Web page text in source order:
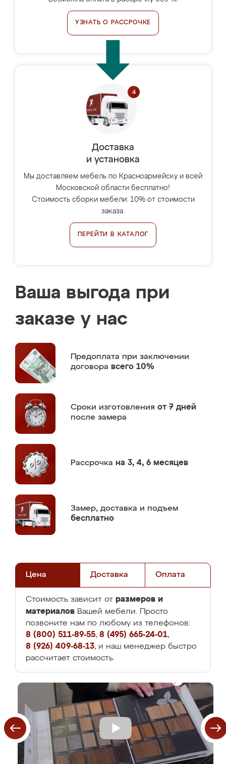
УЗНАТЬ О РАССРОЧКЕ
Доставка
и установка
Мы доставляем мебель по Красноармейску и всей
Московской области бесплатно!
Стоимость сборки мебели: 10% от стоимости
заказа.
ПЕРЕЙТИ В КАТАЛОГ
Ваша выгода при
заказе у нас
Предоплата при заключении
договора всего 10%
Сроки изготовления от 7 дней
после замера
Рассрочка на 3, 4, 6 месяцев
Замер, доставка и подъем
бесплатно
Цена Доставка Оплата
Стоимость зависит от размеров и
материалов Вашей мебели. Просто
позвоните нам по любому из телефонов:
8 (800) 511-89-55, 8 (495) 665-24-01,
8 (926) 409-68-13, и наш менеджер быстро
рассчитает стоимость.